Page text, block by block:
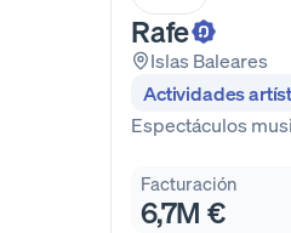
Rafe
Islas Baleares
Actividades
Espectáculos
Facturación
6,7M €